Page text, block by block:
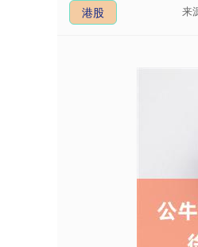
港股 来